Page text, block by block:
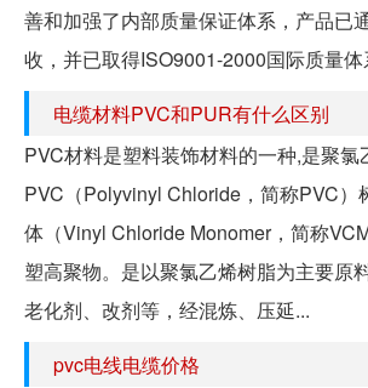
善和加强了内部质量保证体系，产品已
收，并已取得ISO9001-2000国际质量体
电缆材料PVC和PUR有什么区别
PVC材料是塑料装饰材料的一种,是聚氯
PVC（Polyvinyl Chloride，简称PVC）
体（Vinyl Chloride Monomer，简称
塑高聚物。是以聚氯乙烯树脂为主要原
老化剂、改剂等，经混炼、压延...
pvc电线电缆价格